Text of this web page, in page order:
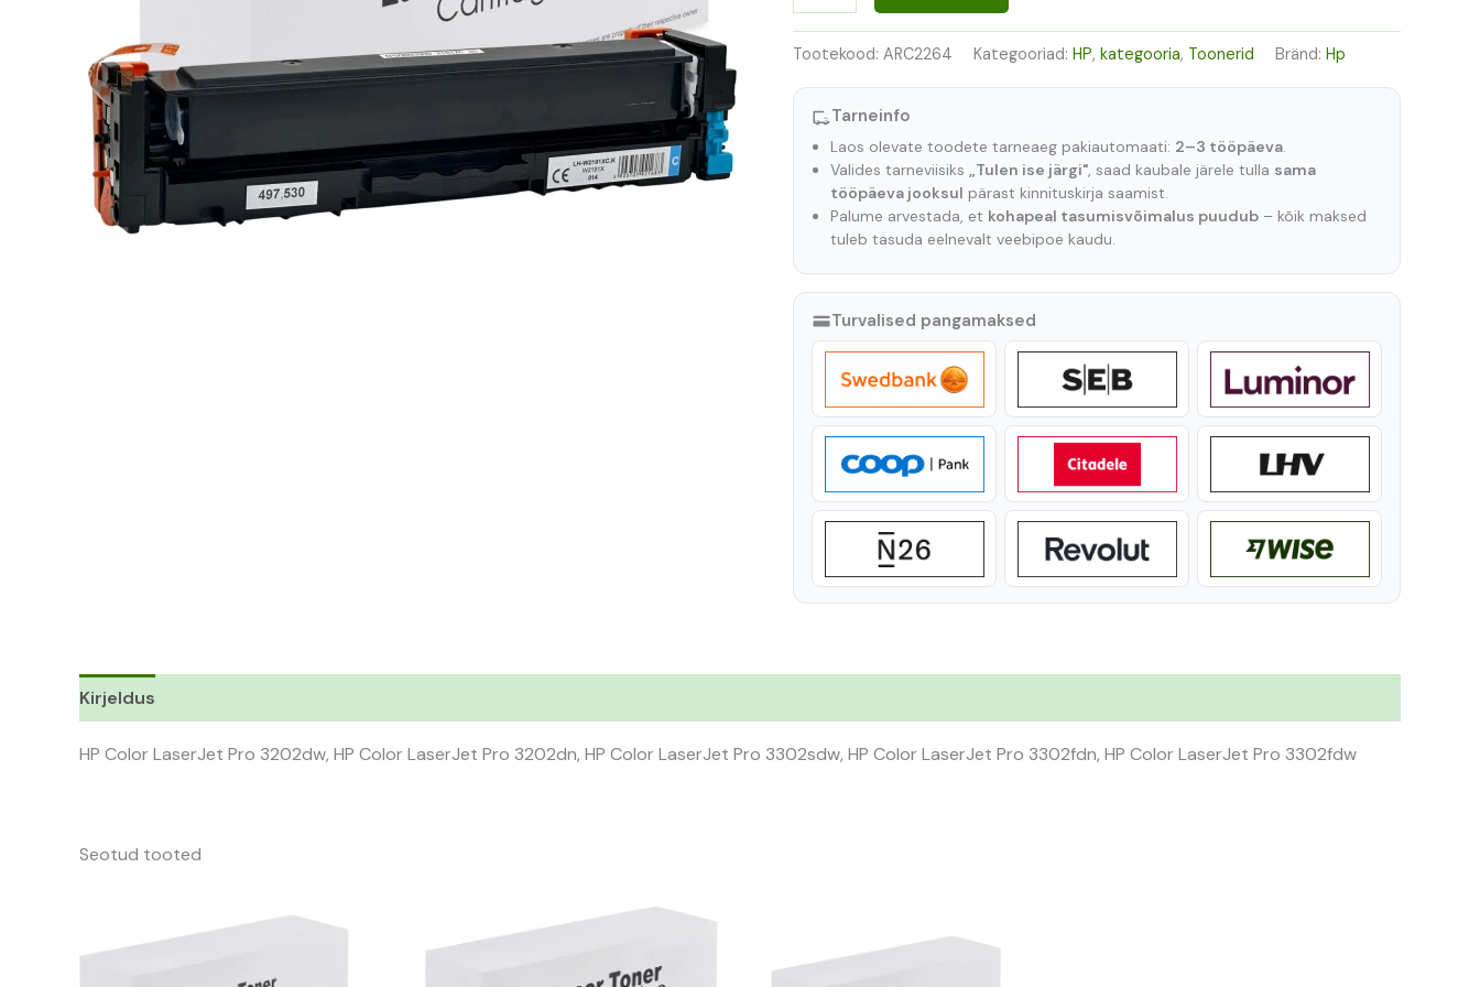
Tootekood: ARC2264 Kategooriad: HP, kategooria, Toonerid Bränd: Hp
Tarneinfo
Laos olevate toodete tarneaeg pakiautomaati: 2–3 tööpäeva.
Valides tarneviisiks „Tulen ise järgi", saad kaubale järele tulla sama
tööpäeva jooksul pärast kinnituskirja saamist.
Palume arvestada, et kohapeal tasumisvõimalus puudub– kõik maksed
tuleb tasuda eelnevalt veebipoe kaudu.
Turvalised pangamaksed
Kirjeldus
HP Color LaserJet Pro 3202dw, HP Color LaserJet Pro 3202dn, HP Color LaserJet Pro 3302sdw, HP Color LaserJet Pro 3302fdn, HP Color LaserJet Pro 3302fdw
Seotud tooted